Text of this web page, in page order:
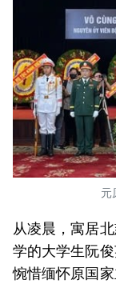
元
从凌晨，寓居
学的大学生阮
惋惜缅怀原国